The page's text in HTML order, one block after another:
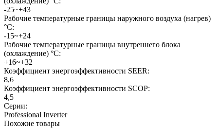
-25~+43
Рабочие температурные границы наружного воздуха (нагрев)
°C:
-15~+24
Рабочие температурные границы внутреннего блока
(охлаждение) °C:
+16~+32
Коэффициент энергоэффективности SEER:
8,6
Коэффициент энергоэффективности SCOP:
4,5
Серии:
Professional Inverter
Похожие товары